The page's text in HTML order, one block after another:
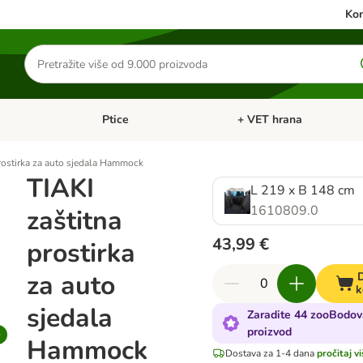
Traži
proizvode
Pregled kategorija: Male životinje
Ptice Pregled kategorija: Ptice
+ VET hrana
za auto sjedala Hammock
TIAKI
zaštitna
prostirka
za auto
sjedala
Hammock
L 219 x B 148 cm
1610809.0
43,99 €
Zaradite 44
proizvod
Dostava za 1-4 dana pročitaj